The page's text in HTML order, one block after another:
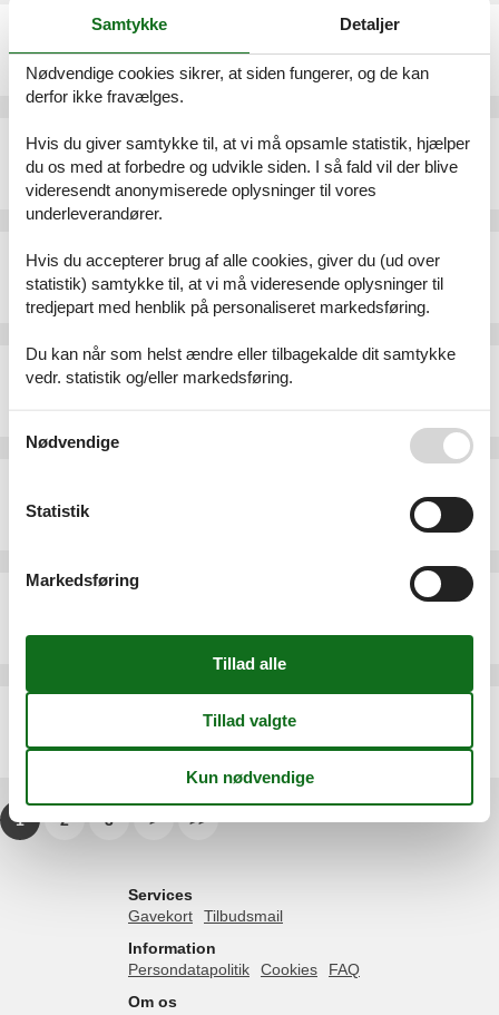
Emne nr.:552-182275
3 personer
Sommerhus - 7 personer - Am Sieltief - 26736 - Eilsum
Emne nr.:552-199501
7 personer
Sommerhus - 4 personer - Am Sieltief - 26736 - Eilsum
Emne nr.:552-199503
4 personer
Sommerhus - 6 personer - Am Sieltief - 26736 - Eilsum
Emne nr.:552-205817
Ferielejlighed - 4 personer - Am Sieltief - 26736 - Eilsum
4 personer
6 personer
1 2 3 > >>
Services
Gavekort
Tilbudsmail
Information
Persondatapolitik
Cookies
FAQ
Om os
Samtykke Detaljer
Nødvendige cookies sikrer, at siden fungerer, og de kan
derfor ikke fravælges.
Hvis du giver samtykke til, at vi må opsamle statistik, hjælper
du os med at forbedre og udvikle siden. I så fald vil der blive
videresendt anonymiserede oplysninger til vores
underleverandører.
Hvis du accepterer brug af alle cookies, giver du (ud over
statistik) samtykke til, at vi må videresende oplysninger til
tredjepart med henblik på personaliseret markedsføring.
Du kan når som helst ændre eller tilbagekalde dit samtykke
vedr. statistik og/eller markedsføring.
Nødvendige
Statistik
Markedsføring